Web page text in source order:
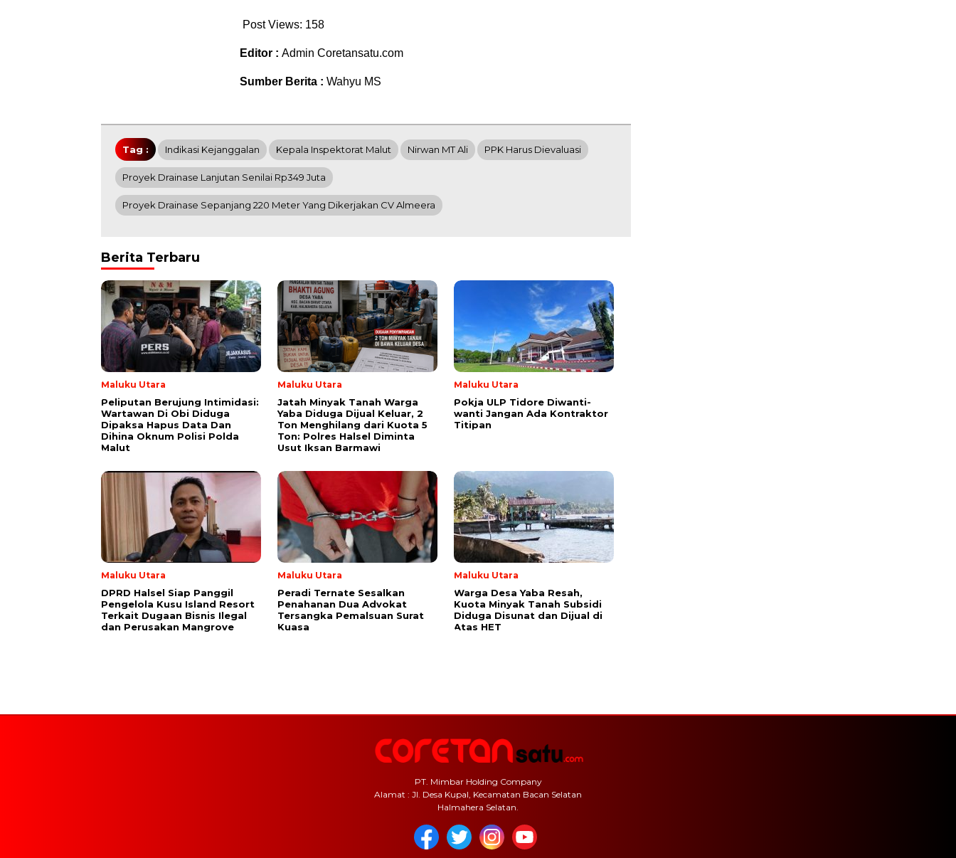
Post Views: 158
Editor : Admin Coretansatu.com
Sumber Berita : Wahyu MS
Tag : Indikasi Kejanggalan Kepala Inspektorat Malut Nirwan MT Ali PPK Harus Dievaluasi
Proyek Drainase Lanjutan Senilai Rp349 Juta
Proyek Drainase Sepanjang 220 Meter Yang Dikerjakan CV Almeera
Berita Terbaru
Maluku Utara
Peliputan Berujung Intimidasi:
Wartawan Di Obi Diduga
Dipaksa Hapus Data Dan
Dihina Oknum Polisi Polda
Malut
Maluku Utara
Jatah Minyak Tanah Warga
Yaba Diduga Dijual Keluar, 2
Ton Menghilang dari Kuota 5
Ton: Polres Halsel Diminta
Usut Iksan Barmawi
Maluku Utara
Pokja ULP Tidore Diwanti-
wanti Jangan Ada Kontraktor
Titipan
Maluku Utara
DPRD Halsel Siap Panggil
Pengelola Kusu Island Resort
Terkait Dugaan Bisnis Ilegal
dan Perusakan Mangrove
Maluku Utara
Peradi Ternate Sesalkan
Penahanan Dua Advokat
Tersangka Pemalsuan Surat
Kuasa
Maluku Utara
Warga Desa Yaba Resah,
Kuota Minyak Tanah Subsidi
Diduga Disunat dan Dijual di
Atas HET
PT. Mimbar Holding Company
Alamat : Jl. Desa Kupal, Kecamatan Bacan Selatan
Halmahera Selatan.